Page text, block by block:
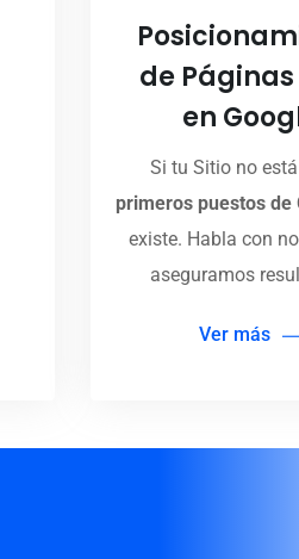
de
en
Si tu Sitio no
primeros puestos de
existe. Habla con
aseguramos
Ver más